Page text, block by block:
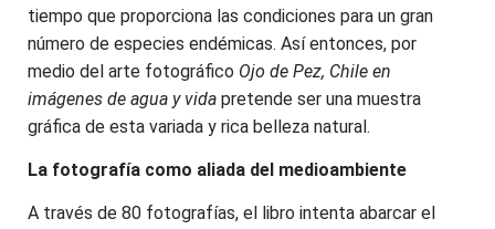
tiempo que proporciona las condiciones para un gran
número de especies endémicas. Así entonces, por
medio del arte fotográfico Ojo de Pez, Chile en
imágenes de agua y vida pretende ser una muestra
gráfica de esta variada y rica belleza natural.
La fotografía como aliada del medioambiente
A través de 80 fotografías, el libro intenta abarcar el